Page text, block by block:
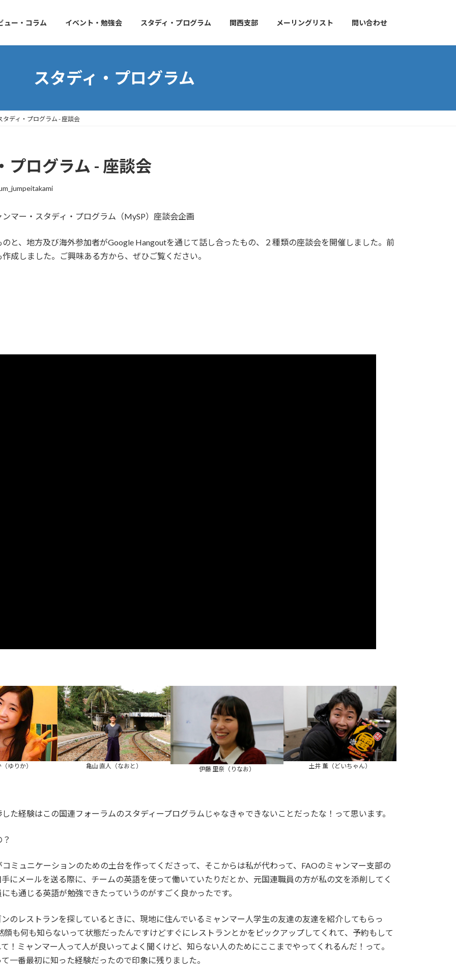
ュー・コラム イベント・勉強会 スタディ・プログラム 関西支部 メーリングリスト 問い合わせ
スタディ・プログラム
タディ・プログラム - 座談会
プログラム - 座談会
マー・スタディ・プログラム（MySP）座談会企画
と、地方及び海外参加者がGoogle Hangoutを通じて話し合ったもの、２種類の座談会を開催しました。前
成しました。ご興味ある方から、ぜひご覧ください。
ゆりか） 亀山 直人（なおと） 伊藤 里奈（りなお） 土井 薫（どいちゃん）
た経験はこの国連フォーラムのスタディープログラムじゃなきゃできないことだったな！って思います。
ミュニケーションのための土台を作ってくださって、そこからは私が代わって、FAOのミャンマー支部の
にメールを送る際に、チームの英語を使って働いていたりだとか、元国連職員の方が私の文を添削してく
も通じる英語が勉強できたっていうのがすごく良かったです。
のレストランを探しているときに、現地に住んでいるミャンマー人学生の友達の友達を紹介してもらっ
も何も知らないって状態だったんですけどすぐにレストランとかをピックアップしてくれて、予約もして
！ミャンマー人って人が良いってよく聞くけど、知らない人のためにここまでやってくれるんだ！って。
一番最初に知った経験だったので印象に残りました。